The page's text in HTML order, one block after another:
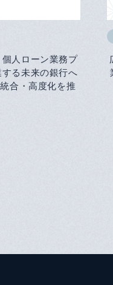
人ローン業務プ
る未来の銀行へ
合・高度化を推